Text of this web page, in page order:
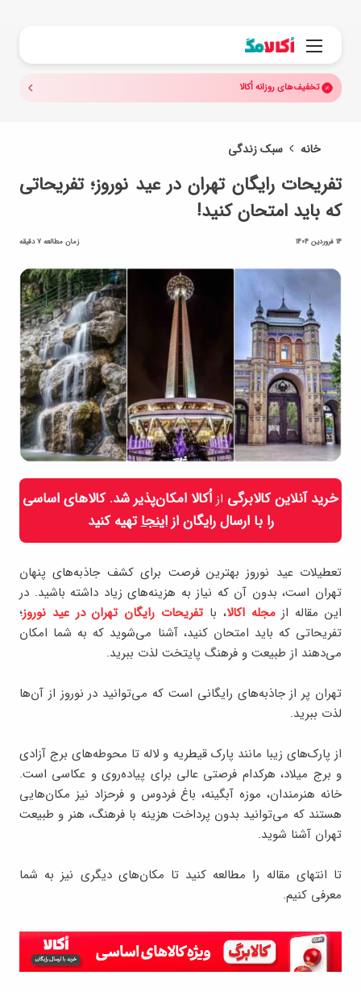
منو
تخفیف‌های روزانه اُکالا
خانه سبک زندگی
تفریحات رایگان تهران در عید نوروز؛ تفریحاتی
که باید امتحان کنید!
14 فروردین 1404 زمان مطالعه 7 دقیقه
خرید آنلاین کالابرگی از اُکالا امکان‌پذیر شد. کالاهای اساسی
را با ارسال رایگان ازاینجاتهیه کنید
تعطیلات عید نوروز بهترین فرصت برای کشف جاذبه‌های پنهان
تهران است، بدون آن که نیاز به هزینه‌های زیاد داشته باشید. در
این مقاله ازمجله اکالا، با تفریحات رایگان تهران در عید نوروز؛
تفریحاتی که باید امتحان کنید، آشنا می‌شوید که به شما امکان
می‌دهند از طبیعت و فرهنگ پایتخت لذت ببرید.
تهران پر از جاذبه‌های رایگانی است که می‌توانید در نوروز از آن‌ها
لذت ببرید.
از پارک‌های زیبا مانند پارک قیطریه و لاله تا محوطه‌های برج آزادی
و برج میلاد، هرکدام فرصتی عالی برای پیاده‌روی و عکاسی است.
خانه هنرمندان، موزه آبگینه، باغ فردوس و فرحزاد نیز مکان‌هایی
هستند که می‌توانید بدون پرداخت هزینه با فرهنگ، هنر و طبیعت
تهران آشنا شوید.
تا انتهای مقاله را مطالعه کنید تا مکان‌های دیگری نیز به شما
معرفی کنیم.